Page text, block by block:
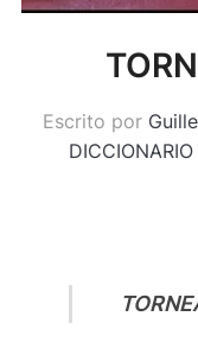
Escrito por